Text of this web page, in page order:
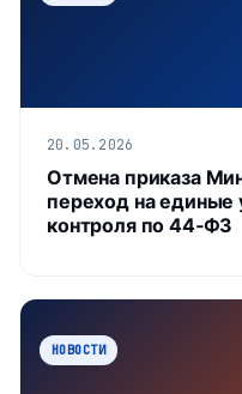
20.05.2026
Отмена приказа
переход на единые
контроля по 44‑ФЗ
НОВОСТИ